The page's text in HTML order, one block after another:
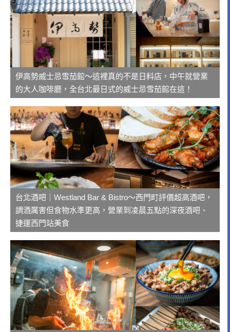
伊高勢威士忌雪茄館～這裡真的不是日料店，中午就營業
的大人咖啡廳，全台北最日式的威士忌雪茄館在這！
台北酒吧｜Westland Bar & Bistro～西門町評價超高酒吧，
調酒厲害但食物水準更高，營業到凌晨五點的深夜酒吧、
捷運西門站美食